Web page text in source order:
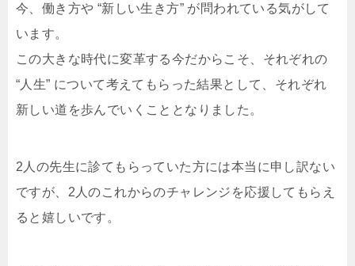
今、働き方や “新しい生き方” が問われている気がして
います。
この大きな時代に変革する今だからこそ、それぞれの
“人生” について考えてもらった結果として、それぞれ
新しい道を歩んでいくこととなりました。
2人の先生に診てもらっていた方には本当に申し訳ない
ですが、2人のこれからのチャレンジを応援してもらえ
ると嬉しいです。